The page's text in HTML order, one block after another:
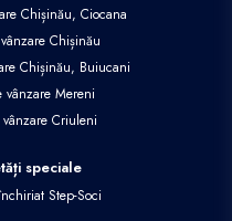
Chișinău, Ciocana
Chișinău
Chișinău, Buiucani
Mereni
Criuleni
speciale
Step-Soci